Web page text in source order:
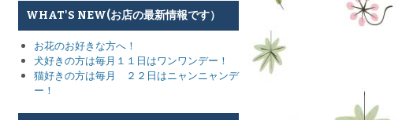
WHAT'S NEW(お店の最新情報です）
お花のお好きな方へ！
犬好きの方は毎月１１日はワンワンデー！
猫好きの方は毎月 ２２日はニャンニャンデ
ー！